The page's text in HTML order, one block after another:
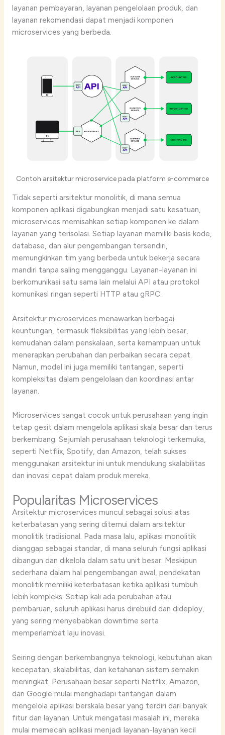
layanan pembayaran, layanan pengelolaan produk, dan
layanan rekomendasi dapat menjadi komponen
microservices yang berbeda.
Contoh arsitektur microservice pada platform e-commerce
Tidak seperti arsitektur monolitik, di mana semua
komponen aplikasi digabungkan menjadi satu kesatuan,
microservices memisahkan setiap komponen ke dalam
layanan yang terisolasi. Setiap layanan memiliki basis kode,
database, dan alur pengembangan tersendiri,
memungkinkan tim yang berbeda untuk bekerja secara
mandiri tanpa saling mengganggu. Layanan-layanan ini
berkomunikasi satu sama lain melalui API atau protokol
komunikasi ringan seperti HTTP atau gRPC.
Arsitektur microservices menawarkan berbagai
keuntungan, termasuk fleksibilitas yang lebih besar,
kemudahan dalam penskalaan, serta kemampuan untuk
menerapkan perubahan dan perbaikan secara cepat.
Namun, model ini juga memiliki tantangan, seperti
kompleksitas dalam pengelolaan dan koordinasi antar
layanan.
Microservices sangat cocok untuk perusahaan yang ingin
tetap gesit dalam mengelola aplikasi skala besar dan terus
berkembang. Sejumlah perusahaan teknologi terkemuka,
seperti Netflix, Spotify, dan Amazon, telah sukses
menggunakan arsitektur ini untuk mendukung skalabilitas
dan inovasi cepat dalam produk mereka.
Popularitas Microservices
Arsitektur microservices muncul sebagai solusi atas
keterbatasan yang sering ditemui dalam arsitektur
monolitik tradisional. Pada masa lalu, aplikasi monolitik
dianggap sebagai standar, di mana seluruh fungsi aplikasi
dibangun dan dikelola dalam satu unit besar. Meskipun
sederhana dalam hal pengembangan awal, pendekatan
monolitik memiliki keterbatasan ketika aplikasi tumbuh
lebih kompleks. Setiap kali ada perubahan atau
pembaruan, seluruh aplikasi harus direbuild dan dideploy,
yang sering menyebabkan downtime serta
memperlambat laju inovasi.
Seiring dengan berkembangnya teknologi, kebutuhan akan
kecepatan, skalabilitas, dan ketahanan sistem semakin
meningkat. Perusahaan besar seperti Netflix, Amazon,
dan Google mulai menghadapi tantangan dalam
mengelola aplikasi berskala besar yang terdiri dari banyak
fitur dan layanan. Untuk mengatasi masalah ini, mereka
mulai memecah aplikasi menjadi layanan-layanan kecil